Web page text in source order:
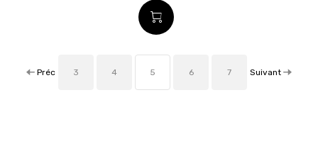
Préc 3 4 5 6 7 Suivant